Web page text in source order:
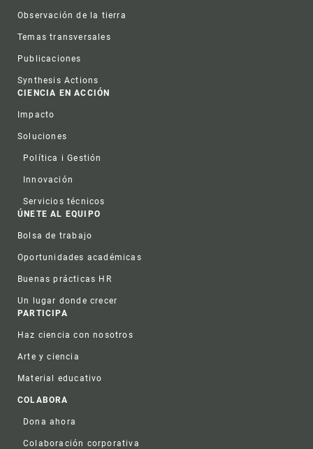
Observación de la tierra
Temas transversales
Publicaciones
Synthesis Actions
CIENCIA EN ACCIÓN
Impacto
Soluciones
Política i Gestión
Innovación
Servicios técnicos
ÚNETE AL EQUIPO
Bolsa de trabajo
Oportunidades académicas
Buenas prácticas HR
Un lugar donde crecer
PARTICIPA
Haz ciencia con nosotros
Arte y ciencia
Material educativo
COLABORA
Dona ahora
Colaboración corporativa